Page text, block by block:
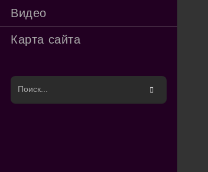
Видео
Карта сайта